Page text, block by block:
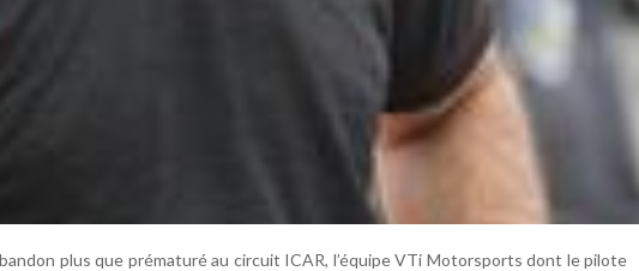
plus que prématuré au circuit ICAR, l’équipe VTi Motorsports dont le pilote